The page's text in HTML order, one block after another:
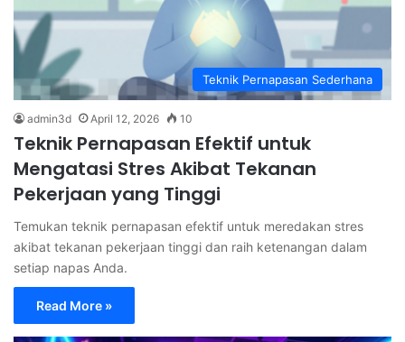
Teknik Pernapasan Sederhana
admin3d April 12, 2026 10
Teknik Pernapasan Efektif untuk
Mengatasi Stres Akibat Tekanan
Pekerjaan yang Tinggi
Temukan teknik pernapasan efektif untuk meredakan stres
akibat tekanan pekerjaan tinggi dan raih ketenangan dalam
setiap napas Anda.
Read More »